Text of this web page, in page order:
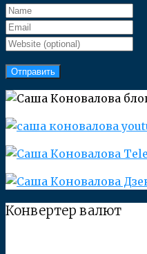
Конвертер валют